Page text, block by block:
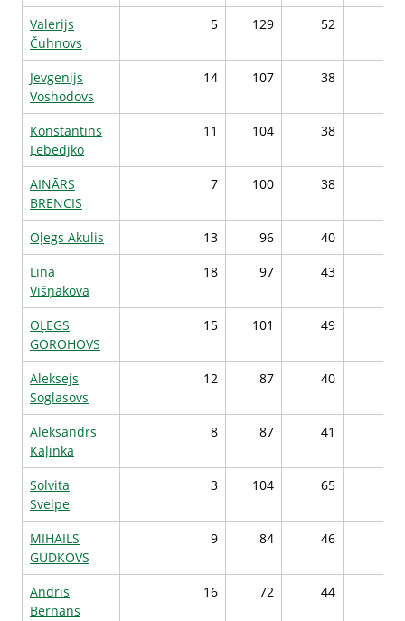
Valerijs
Čuhnovs
5 129 52
Jevgenijs
Voshodovs
14 107 38
Konstantīns
Ļebedjko
11 104 38
AINĀRS
BRENCIS
7 100 38
Oļegs Akulis 13 96 40
Līna
Višņakova
18 97 43
OĻEGS
GOROHOVS
15 101 49
Aleksejs
Soglasovs
12 87 40
Aleksandrs
Kaļinka
8 87 41
Solvita
Svelpe
3 104 65
MIHAILS
GUDKOVS
9 84 46
Andris
Bernāns
16 72 44